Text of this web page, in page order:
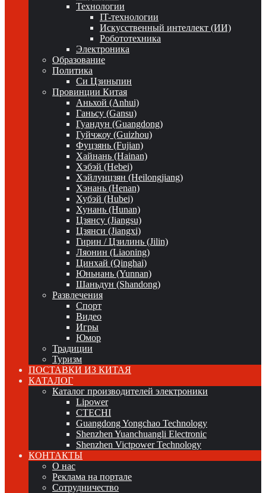
Технологии
IT-технологии
Искусственный интеллект (ИИ)
Робототехника
Электроника
Образование
Политика
Си Цзиньпин
Провинции Китая
Аньхой (Anhui)
Ганьсу (Gansu)
Гуандун (Guangdong)
Гуйчжоу (Guizhou)
Фуцзянь (Fujian)
Хайнань (Hainan)
Хэбэй (Hebei)
Хэйлунцзян (Heilongjiang)
Хэнань (Henan)
Хубэй (Hubei)
Хунань (Hunan)
Цзянсу (Jiangsu)
Цзянси (Jiangxi)
Гирин / Цзилинь (Jilin)
Ляонин (Liaoning)
Цинхай (Qinghai)
Юньнань (Yunnan)
Шаньдун (Shandong)
Развлечения
Спорт
Видео
Игры
Юмор
Традиции
Туризм
ПОСТАВКИ ИЗ КИТАЯ
КАТАЛОГ
Каталог производителей электроники
Lipower
CTECHI
Guangdong Yongchao Technology
Shenzhen Yuanchuangli Electronic
Shenzhen Victpower Technology
КОНТАКТЫ
О нас
Реклама на портале
Сотрудничество